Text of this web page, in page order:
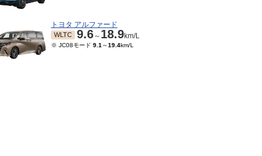
トヨタ アルファード
WLTC 9.6～ 18.9km/L
※ JC08モード 9.1 ～19.4km/L